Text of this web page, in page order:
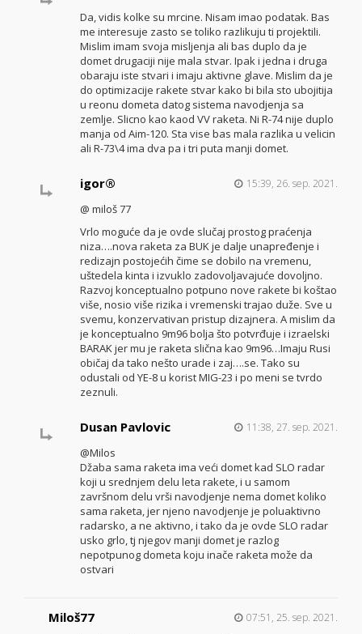
Da, vidis kolke su mrcine. Nisam imao podatak. Bas
me interesuje zasto se toliko razlikuju ti projektili.
Mislim imam svoja misljenja ali bas duplo da je
domet drugaciji nije mala stvar. Ipak i jedna i druga
obaraju iste stvari i imaju aktivne glave. Mislim da je
do optimizacije rakete stvar kako bi bila sto ubojitija
u reonu dometa datog sistema navodjenja sa
zemlje. Slicno kao kaod VV raketa. Ni R-74 nije duplo
manja od Aim-120. Sta vise bas mala razlika u velicin
ali R-73\4 ima dva pa i tri puta manji domet.
igor® 15:39, 26. sep. 2021.
@ miloš 77
Vrlo moguće da je ovde slučaj prostog praćenja
niza….nova raketa za BUK je dalje unapređenje i
redizajn postojećih čime se dobilo na vremenu,
uštedela kinta i izvuklo zadovoljavajuće dovoljno.
Razvoj konceptualno potpuno nove rakete bi koštao
više, nosio više rizika i vremenski trajao duže. Sve u
svemu, konzervativan pristup dizajnera. A mislim da
je konceptualno 9m96 bolja što potvrđuje i izraelski
BARAK jer mu je raketa slična kao 9m96…Imaju Rusi
običaj da tako nešto urade i zaj….se. Tako su
odustali od YE-8 u korist MIG-23 i po meni se tvrdo
zeznuli.
Dusan Pavlovic 11:38, 27. sep. 2021.
@Milos
Džaba sama raketa ima veći domet kad SLO radar
koji u srednjem delu leta rakete, i u samom
završnom delu vrši navodjenje nema domet koliko
sama raketa, jer njeno navodjenje je poluaktivno
radarsko, a ne aktivno, i tako da je ovde SLO radar
usko grlo, tj njegov manji domet je razlog
nepotpunog dometa koju inače raketa može da
ostvari
Miloš77 07:51, 25. sep. 2021.